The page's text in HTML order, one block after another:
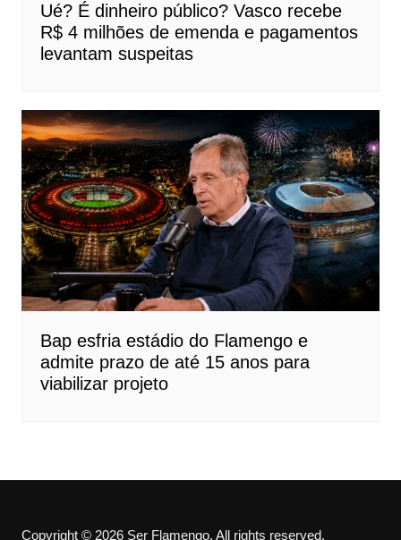
Ué? É dinheiro público? Vasco recebe
R$ 4 milhões de emenda e pagamentos
levantam suspeitas
Bap esfria estádio do Flamengo e
admite prazo de até 15 anos para
viabilizar projeto
Copyright © 2026 Ser Flamengo. All rights reserved.